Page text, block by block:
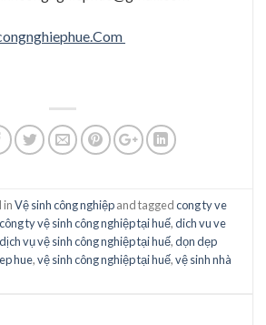
inVệ sinh công nghiệpand taggedcong ty ve
công ty vệ sinh công nghiệp tại huế,dich vu ve
dịch vụ vệ sinh công nghiệp tại huế,dọn dẹp
hue,vệ sinh công nghiệp tại huế,vệ sinh nhà